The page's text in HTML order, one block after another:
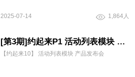
2025-07-14 1,864人
[第3期]约起来P1 活动列表模块 产品发布会
【约起来10】 活动列表模块 产品发布会